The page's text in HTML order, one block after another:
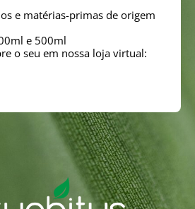
e matérias-primas de origem
e 500ml
o seu em nossa loja virtual: